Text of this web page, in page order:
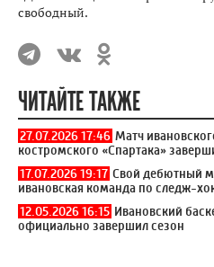
свободный.
ЧИТАЙТЕ ТАКЖЕ
27.07.2026 17:46 Матч
костромского «Спартака»
17.07.2026 19:17 Свой дебютный
ивановская команда по следж-
12.05.2026 16:15 Ивановский
официально завершил сезон